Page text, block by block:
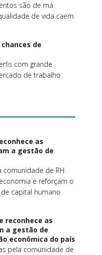
são de má
de vida caem
de
com grande
de trabalho
as
a gestão de
comunidade de RH
e reforçam o
capital humano
reconhece as
a gestão de
econômica do país
pela comunidade de